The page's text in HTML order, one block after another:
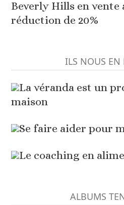
Beverly Hills en vente
réduction de 20%
ILS NOUS EN
La véranda est un
maison
Se faire aider pour
Le coaching en
ALBUMS